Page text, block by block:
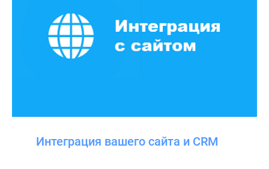
Интеграция вашего сайта и CRM